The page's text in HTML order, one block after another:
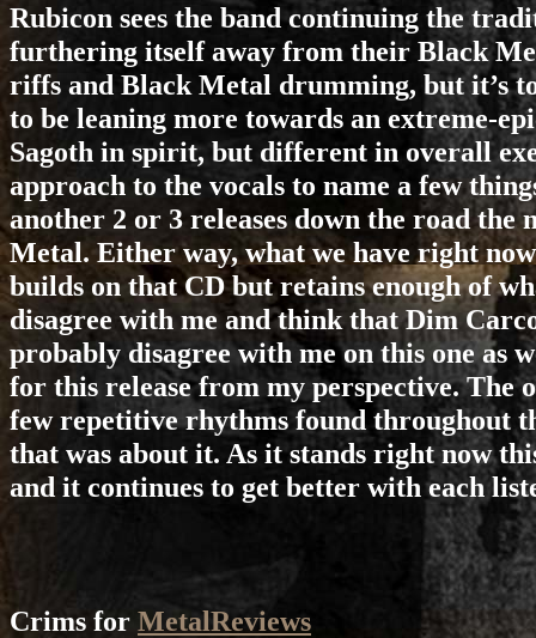
Rubicon sees the band continuing the
furthering itself away from their Black
riffs and Black Metal drumming, but it’s
to be leaning more towards an extreme-
Sagoth in spirit, but different in overall
approach to the vocals to name a few
another 2 or 3 releases down the road
Metal. Either way, what we have right
builds on that CD but retains enough of
disagree with me and think that Dim
probably disagree with me on this one as
for this release from my perspective. The
few repetitive rhythms found throughout
that was about it. As it stands right now
and it continues to get better with each
Crims for MetalReviews